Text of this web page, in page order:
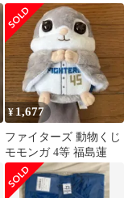
ガ 4等 福島蓮投手
¥ 1,677
ファイターズ 動物くじ
モモンガ 4等 福島蓮